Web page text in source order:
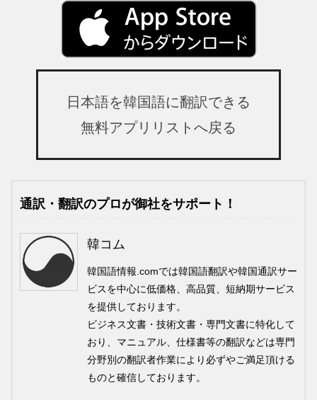
日本語を韓国語に翻訳できる
無料アプリリストへ戻る
通訳・翻訳のプロが御社をサポート！
韓コム
韓国語情報.comでは韓国語翻訳や韓国通訳サー
ビスを中心に低価格、高品質、短納期サービス
を提供しております。
ビジネス文書・技術文書・専門文書に特化して
おり、マニュアル、仕様書等の翻訳などは専門
分野別の翻訳者作業により必ずやご満足頂ける
ものと確信しております。